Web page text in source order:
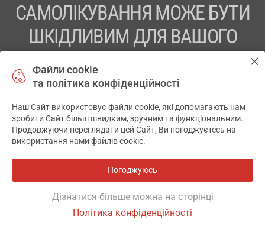
САМОЛІКУВАННЯ МОЖЕ БУТИ
ШКІДЛИВИМ ДЛЯ ВАШОГО
ПЕРЕД ЗАСТОСУВАННЯМ ПРЕПАРАТУ ПРОКОНСУЛЬТУЙТЕСЬ
ТОВ «АПТЕКА 911.ЮА» Код ЄДРПОУ 43631965.
Відмова від відповідальності
© 2014-2026. Медична інформаційна система АПТЕКА911.ЮА
Файли cookie
та політика конфіденційності
Наш Сайт використовує файли cookie, які допомагають нам
зробити Сайт більш швидким, зручним та функціональним.
Продовжуючи переглядати цей Сайт, Ви погоджуєтесь на
використання нами файлів cookie.
Погоджуюсь
Дізнатися більше можна на сторінці
Політика конфіденційності
✕